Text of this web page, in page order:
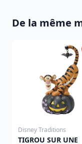
De la même
Disney Traditions
TIGROU SUR UNE